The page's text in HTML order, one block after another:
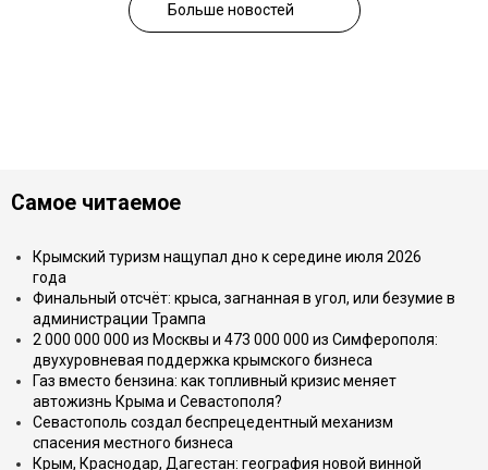
Больше новостей
Самое читаемое
Крымский туризм нащупал дно к середине июля 2026
года
Финальный отсчёт: крыса, загнанная в угол, или безумие в
администрации Трампа
2 000 000 000 из Москвы и 473 000 000 из Симферополя:
двухуровневая поддержка крымского бизнеса
Газ вместо бензина: как топливный кризис меняет
автожизнь Крыма и Севастополя?
Севастополь создал беспрецедентный механизм
спасения местного бизнеса
Крым, Краснодар, Дагестан: география новой винной